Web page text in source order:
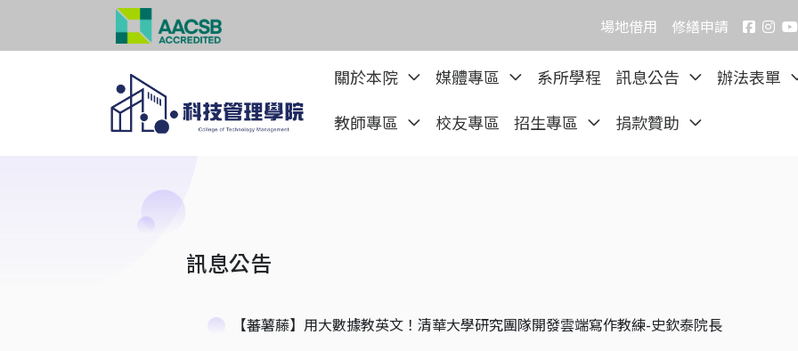
場地借用 修繕申請
關於本院 媒體專區 系所學程 訊息公告
辦法表單
教師專區
校友專區 招生專區 捐款贊助
訊息公告
【蕃薯藤】用大數據教英文！清華大學研究團隊開發雲端寫作教練-史欽泰院長